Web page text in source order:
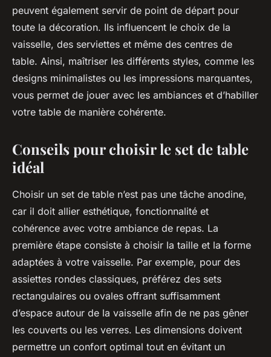
peuvent également servir de point de départ pour
toute la décoration. Ils influencent le choix de la
vaisselle, des serviettes et même des centres de
table. Ainsi, maîtriser les différents styles, comme les
designs minimalistes ou les impressions marquantes,
vous permet de jouer avec les ambiances et d’habiller
votre table de manière cohérente.
Conseils pour choisir le set de table
idéal
Choisir un set de table n’est pas une tâche anodine,
car il doit allier esthétique, fonctionnalité et
cohérence avec votre ambiance de repas. La
première étape consiste à choisir la taille et la forme
adaptées à votre vaisselle. Par exemple, pour des
assiettes rondes classiques, préférez des sets
rectangulaires ou ovales offrant suffisamment
d’espace autour de la vaisselle afin de ne pas gêner
les couverts ou les verres. Les dimensions doivent
permettre un confort optimal tout en évitant un